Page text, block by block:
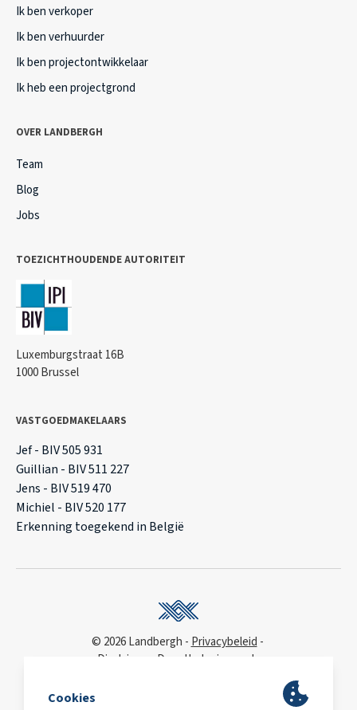
Ik ben verkoper
Ik ben verhuurder
Ik ben projectontwikkelaar
Ik heb een projectgrond
OVER LANDBERGH
Team
Blog
Jobs
TOEZICHTHOUDENDE AUTORITEIT
Luxemburgstraat 16B
1000 Brussel
VASTGOEDMAKELAARS
Jef - BIV 505 931
Guillian - BIV 511 227
Jens - BIV 519 470
Michiel - BIV 520 177
Erkenning toegekend in België
© 2026 Landbergh Privacybeleid
Disclaimer
Deonthologie van de
toegankelijkheidsverklaring